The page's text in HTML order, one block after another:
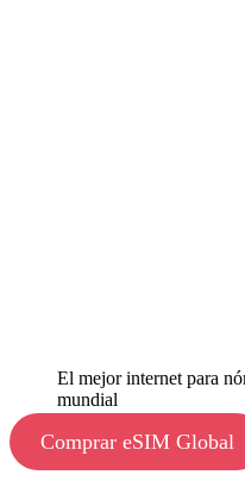
El mejor internet para
mundial
Comprar eSIM Global